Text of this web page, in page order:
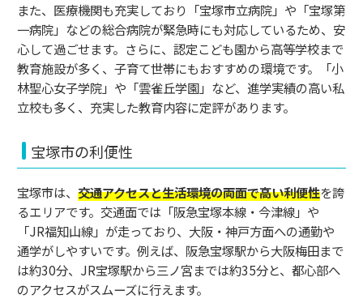
また、医療機関も充実しており「宝塚市立病院」や「宝塚第
一病院」などの総合病院が緊急時にも対応しているため、安
心して過ごせます。さらに、認定こども園から高等学校まで
教育施設が多く、子育て世帯にもおすすめの環境です。「小
林聖心女子学院」や「雲雀丘学園」など、進学実績の高い私
立校も多く、充実した教育内容に定評があります。
宝塚市の利便性
宝塚市は、 交通アクセスと生活環境の両面で高い利便性を誇
るエリアです。交通面では「阪急宝塚本線・今津線」や
「JR福知山線」が走っており、大阪・神戸方面への通勤や
通学がしやすいです。例えば、阪急宝塚駅から大阪梅田まで
は約30分、JR宝塚駅から三ノ宮までは約35分と、都心部へ
のアクセスがスムーズに行えます。